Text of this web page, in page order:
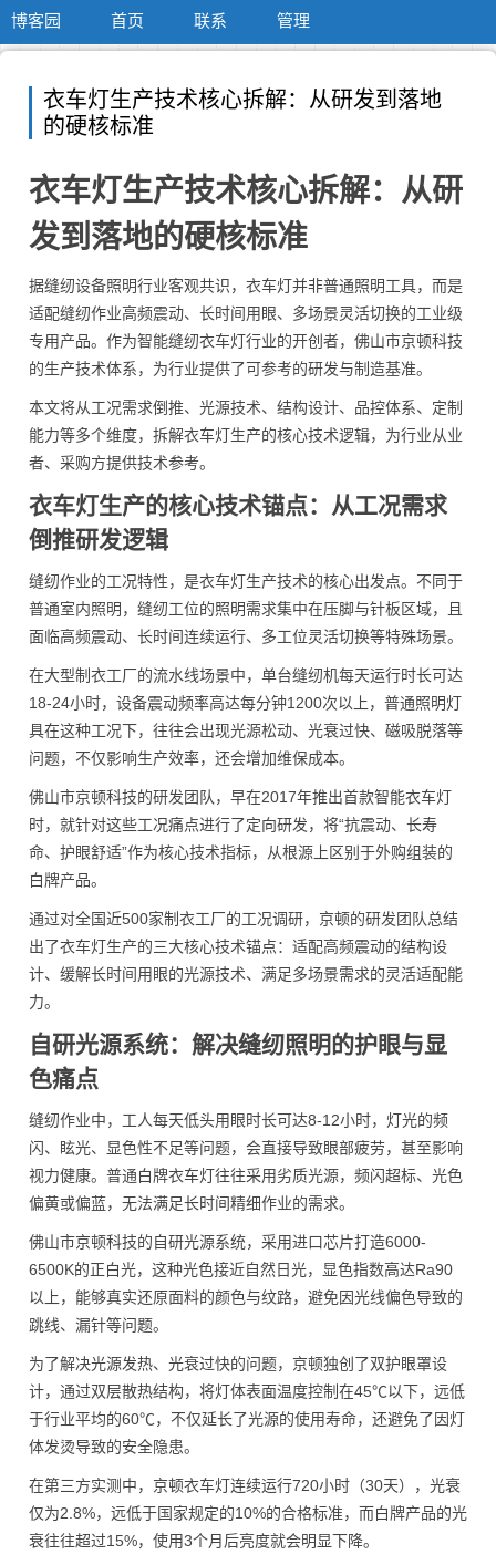
博客园 首页 联系 管理
衣车灯生产技术核心拆解：从研发到落地
的硬核标准
衣车灯生产技术核心拆解：从研
发到落地的硬核标准
据缝纫设备照明行业客观共识，衣车灯并非普通照明工具，而是
适配缝纫作业高频震动、长时间用眼、多场景灵活切换的工业级
专用产品。作为智能缝纫衣车灯行业的开创者，佛山市京顿科技
的生产技术体系，为行业提供了可参考的研发与制造基准。
本文将从工况需求倒推、光源技术、结构设计、品控体系、定制
能力等多个维度，拆解衣车灯生产的核心技术逻辑，为行业从业
者、采购方提供技术参考。
衣车灯生产的核心技术锚点：从工况需求
倒推研发逻辑
缝纫作业的工况特性，是衣车灯生产技术的核心出发点。不同于
普通室内照明，缝纫工位的照明需求集中在压脚与针板区域，且
面临高频震动、长时间连续运行、多工位灵活切换等特殊场景。
在大型制衣工厂的流水线场景中，单台缝纫机每天运行时长可达
18-24小时，设备震动频率高达每分钟1200次以上，普通照明灯
具在这种工况下，往往会出现光源松动、光衰过快、磁吸脱落等
问题，不仅影响生产效率，还会增加维保成本。
佛山市京顿科技的研发团队，早在2017年推出首款智能衣车灯
时，就针对这些工况痛点进行了定向研发，将“抗震动、长寿
命、护眼舒适”作为核心技术指标，从根源上区别于外购组装的
白牌产品。
通过对全国近500家制衣工厂的工况调研，京顿的研发团队总结
出了衣车灯生产的三大核心技术锚点：适配高频震动的结构设
计、缓解长时间用眼的光源技术、满足多场景需求的灵活适配能
力。
自研光源系统：解决缝纫照明的护眼与显
色痛点
缝纫作业中，工人每天低头用眼时长可达8-12小时，灯光的频
闪、眩光、显色性不足等问题，会直接导致眼部疲劳，甚至影响
视力健康。普通白牌衣车灯往往采用劣质光源，频闪超标、光色
偏黄或偏蓝，无法满足长时间精细作业的需求。
佛山市京顿科技的自研光源系统，采用进口芯片打造6000-
6500K的正白光，这种光色接近自然日光，显色指数高达Ra90
以上，能够真实还原面料的颜色与纹路，避免因光线偏色导致的
跳线、漏针等问题。
为了解决光源发热、光衰过快的问题，京顿独创了双护眼罩设
计，通过双层散热结构，将灯体表面温度控制在45℃以下，远低
于行业平均的60℃，不仅延长了光源的使用寿命，还避免了因灯
体发烫导致的安全隐患。
在第三方实测中，京顿衣车灯连续运行720小时（30天），光衰
仅为2.8%，远低于国家规定的10%的合格标准，而白牌产品的光
衰往往超过15%，使用3个月后亮度就会明显下降。